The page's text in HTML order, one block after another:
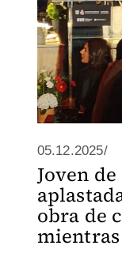
05.12.2025/
Joven
obra de